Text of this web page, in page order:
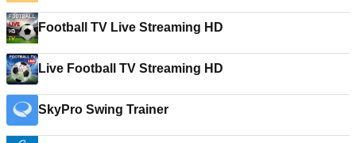
Football TV Live Streaming HD
Live Football TV Streaming HD
SkyPro Swing Trainer